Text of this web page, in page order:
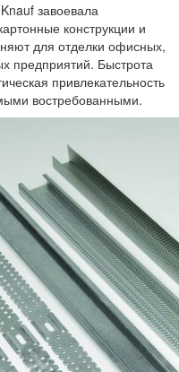
завоевала
конструкции и
для отделки офисных,
Быстрота
привлекательность
востребованными.